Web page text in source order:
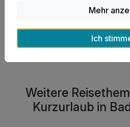
Was kostet eine
Weitere
Kurzurlaub in
Mehr
Ich